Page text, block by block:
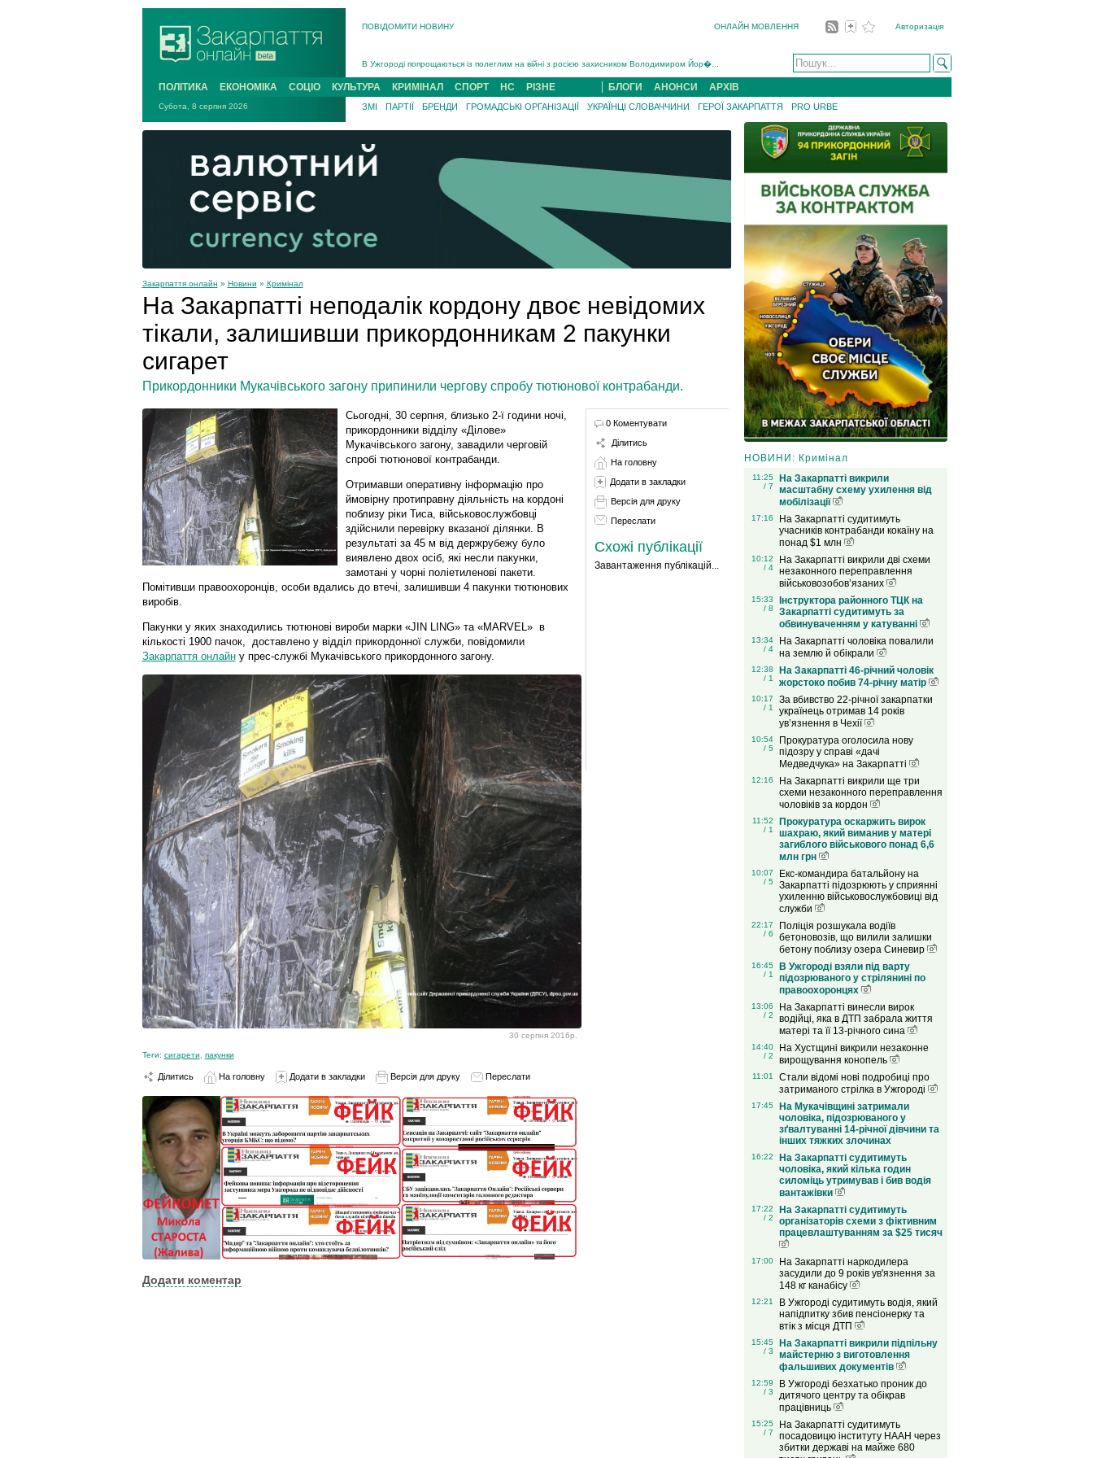
ПОВІДОМИТИ НОВИНУ ОНЛАЙН МОВЛЕННЯ Авторизація
В Ужгороді попрощаються із полеглим на війні з росією захисником Володимиром Йор�...
В Ужгороді 5 серпня попрощаються із захисником Богданом Югасом, який два роки �...
Підтвердили загибель захисника із Нанкова на Хустщині Юліана Гербея (ФОТО)[/gree...
На війні з рф поліг військовий з Виноградова Ігнат Роздяловський (ФОТО)...
На Хустщині внаслідок ДТП за участі трьох авто постраждали 13 людей (ФОТО)...
Інструктора районного ТЦК на Закарпатті судитимуть за обвинувачен...
ПОЛІТИКА ЕКОНОМІКА СОЦІО КУЛЬТУРА КРИМІНАЛ СПОРТ НС РІЗНЕ БЛОГИ АНОНСИ АРХІВ
Субота, 8 серпня 2026 ЗМІ ПАРТІЇ БРЕНДИ ГРОМАДСЬКІ ОРГАНІЗАЦІЇ УКРАЇНЦІ СЛОВАЧЧИНИ ГЕРОЇ ЗАКАРПАТТЯ PRO URBE
Закарпаття онлайн » Новини » Кримінал
На Закарпатті неподалік кордону двоє невідомих
тікали, залишивши прикордонникам 2 пакунки
сигарет
Прикордонники Мукачівського загону припинили чергову спробу тютюнової контрабанди.
Сьогодні, 30 серпня, близько 2-ї години ночі,
прикордонники відділу «Ділове»
Мукачівського загону, завадили черговій
спробі тютюнової контрабанди.
Отримавши оперативну інформацію про
ймовірну протиправну діяльність на кордоні
поблизу ріки Тиса, військовослужбовці
здійснили перевірку вказаної ділянки. В
результаті за 45 м від держрубежу було
виявлено двох осіб, які несли пакунки,
замотані у чорні поліетиленові пакети.
Помітивши правоохоронців, особи вдались до втечі, залишивши 4 пакунки тютюнових
виробів.
Пакунки у яких знаходились тютюнові вироби марки «JIN LING» та «MARVEL» в
кількості 1900 пачок, доставлено у відділ прикордонної служби, повідомили
Закарпаття онлайну прес-службі Мукачівського прикордонного загону.
30 серпня 2016р.
Теги: сигарети пакунки
Ділитись На головну Додати в закладки Версія для друку Переслати
Додати коментар
0 Коментувати
Ділитись
На головну
Додати в закладки
Версія для друку
Переслати
Схожі публікації
Завантаження публікацій...
НОВИНИ: Кримінал
11:25
/ 7
На Закарпатті викрили
масштабну схему ухилення від
мобілізації
17:16
На Закарпатті судитимуть
учасників контрабанди кокаїну на
понад $1 млн
10:12
/ 4
На Закарпатті викрили дві схеми
незаконного переправлення
військовозобов’язаних
15:33
/ 8
Інструктора районного ТЦК на
Закарпатті судитимуть за
обвинуваченням у катуванні
13:34
/ 4
На Закарпатті чоловіка повалили
на землю й обікрали
12:38
/ 1
На Закарпатті 46-річний чоловік
жорстоко побив 74-річну матір
10:17
/ 1
За вбивство 22-річної закарпатки
українець отримав 14 років
ув’язнення в Чехії
10:54
/ 5
Прокуратура оголосила нову
підозру у справі «дачі
Медведчука» на Закарпатті
12:16
На Закарпатті викрили ще три
схеми незаконного переправлення
чоловіків за кордон
11:52
/ 1
Прокуратура оскаржить вирок
шахраю, який виманив у матері
загиблого військового понад 6,6
млн грн
10:07
/ 5
Екс-командира батальйону на
Закарпатті підозрюють у сприянні
ухиленню військовослужбовиці від
служби
22:17
/ 6
Поліція розшукала водіїв
бетоновозів, що вилили залишки
бетону поблизу озера Синевир
16:45
/ 1
В Ужгороді взяли під варту
підозрюваного у стрілянині по
правоохоронцях
13:06
/ 2
На Закарпатті винесли вирок
водійці, яка в ДТП забрала життя
матері та її 13-річного сина
14:40
/ 2
На Хустщині викрили незаконне
вирощування конопель
11:01
Стали відомі нові подробиці про
затриманого стрілка в Ужгороді
17:45
На Мукачівщині затримали
чоловіка, підозрюваного у
зґвалтуванні 14-річної дівчини та
інших тяжких злочинах
16:22
На Закарпатті судитимуть
чоловіка, який кілька годин
силоміць утримував і бив водія
вантажівки
17:22
/ 2
На Закарпатті судитимуть
організаторів схеми з фіктивним
працевлаштуванням за $25 тисяч
17:00
На Закарпатті наркодилера
засудили до 9 років ув'язнення за
148 кг канабісу
12:21
В Ужгороді судитимуть водія, який
напідпитку збив пенсіонерку та
втік з місця ДТП
15:45
/ 3
На Закарпатті викрили підпільну
майстерню з виготовлення
фальшивих документів
12:59
/ 3
В Ужгороді безхатько проник до
дитячого центру та обікрав
працівниць
15:25
/ 7
На Закарпатті судитимуть
посадовицю інституту НААН через
збитки державі на майже 680